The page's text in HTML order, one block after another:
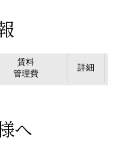
賃料
管理費
詳細
へ